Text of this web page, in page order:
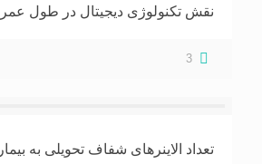
نقش تکنولوژی دیجیتال در طول عمر
3
تعداد الاینرهای شفاف تحویلی به بیمار